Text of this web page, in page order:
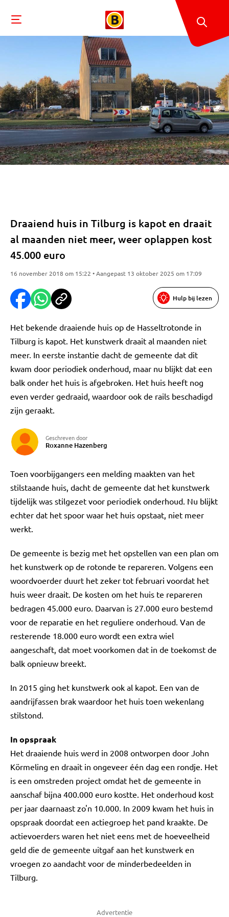
Draaiend huis in Tilburg is kapot en draait
al maanden niet meer, weer oplappen kost
45.000 euro
16 november 2018 om 15:22 • Aangepast 13 oktober 2025 om 17:09
Hulp bij lezen
Het bekende draaiende huis op de Hasseltrotonde in
Tilburg is kapot. Het kunstwerk draait al maanden niet
meer. In eerste instantie dacht de gemeente dat dit
kwam door periodiek onderhoud, maar nu blijkt dat een
balk onder het huis is afgebroken. Het huis heeft nog
even verder gedraaid, waardoor ook de rails beschadigd
zijn geraakt.
Geschreven door
Roxanne Hazenberg
Toen voorbijgangers een melding maakten van het
stilstaande huis, dacht de gemeente dat het kunstwerk
tijdelijk was stilgezet voor periodiek onderhoud. Nu blijkt
echter dat het spoor waar het huis opstaat, niet meer
werkt.
De gemeente is bezig met het opstellen van een plan om
het kunstwerk op de rotonde te repareren. Volgens een
woordvoerder duurt het zeker tot februari voordat het
huis weer draait. De kosten om het huis te repareren
bedragen 45.000 euro. Daarvan is 27.000 euro bestemd
voor de reparatie en het reguliere onderhoud. Van de
resterende 18.000 euro wordt een extra wiel
aangeschaft, dat moet voorkomen dat in de toekomst de
balk opnieuw breekt.
In 2015 ging het kunstwerk ook al kapot. Een van de
aandrijfassen brak waardoor het huis toen wekenlang
stilstond.
In opspraak
Het draaiende huis werd in 2008 ontworpen door John
Körmeling en draait in ongeveer één dag een rondje. Het
is een omstreden project omdat het de gemeente in
aanschaf bijna 400.000 euro kostte. Het onderhoud kost
per jaar daarnaast zo'n 10.000. In 2009 kwam het huis in
opspraak doordat een actiegroep het pand kraakte. De
actievoerders waren het niet eens met de hoeveelheid
geld die de gemeente uitgaf aan het kunstwerk en
vroegen zo aandacht voor de minderbedeelden in
Tilburg.
Advertentie